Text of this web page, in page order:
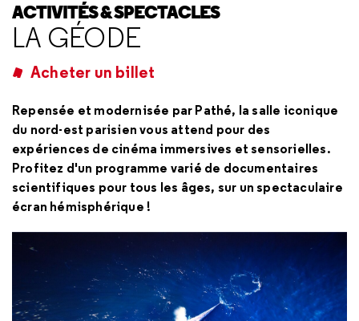
ACTIVITÉS & SPECTACLES
LA GÉODE
Acheter un billet
Repensée et modernisée par Pathé, la salle iconique
du nord-est parisien vous attend pour des
expériences de cinéma immersives et sensorielles.
Profitez d'un programme varié de documentaires
scientifiques pour tous les âges, sur un spectaculaire
écran hémisphérique !